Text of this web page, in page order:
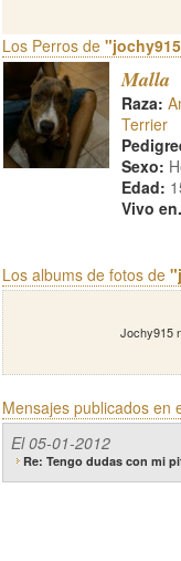
Los Perros de
Malla
Raza:
Terrier
Sexo:
Edad:
Vivo
Los albums de fotos de
Jochy915
Mensajes publicados en
El 05-01-2012
Re: Tengo dudas con mi